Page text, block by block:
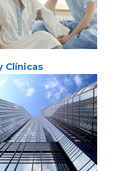
Clínicas